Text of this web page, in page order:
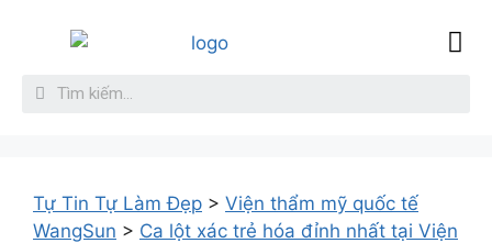
Tự Tin Tự Làm Đẹp > Viện thẩm mỹ quốc tế
WangSun > Ca lột xác trẻ hóa đỉnh nhất tại Viện